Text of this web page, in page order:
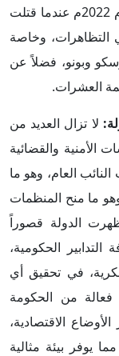
الاحتجاجات الشعبية، والذي بلغ ذروته في عام 2022م عندما قتلت
في التظاهرات، وخاصة
وبونو، فضلاً عن
العشرات.
لا تزال العديد من
الأمنية والقضائية
العام، وهو ما
ما منح المنظمات
الدولة قصوراً
الحكومية،
في تحقيق أي
من الحكومة
الاقتصادية،
يوفر بيئة مثالية